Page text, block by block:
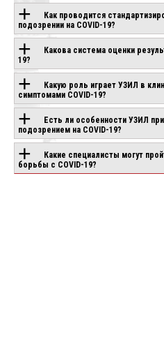
Как проводится
подозрении на COVID-19?
Какова система оценки
19?
Какую роль играет УЗИЛ в
симптомами COVID-19?
Есть ли особенности УЗИЛ
подозрением на COVID-19?
Какие специалисты могут
борьбы с COVID-19?
ЭТОЙ
AIR
CANON APLIO
BEYOND
Под заказ